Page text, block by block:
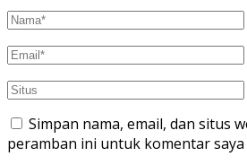
Simpan nama, email, dan situs
peramban ini untuk komentar